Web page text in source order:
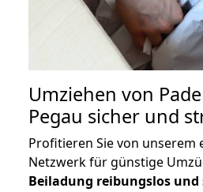
Umziehen von
Pegau sicher und
Profitieren Sie von unserem
Netzwerk für günstige
Beiladung reibungslos und